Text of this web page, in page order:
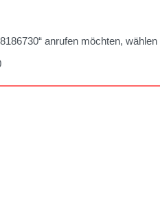
anrufen möchten, wählen